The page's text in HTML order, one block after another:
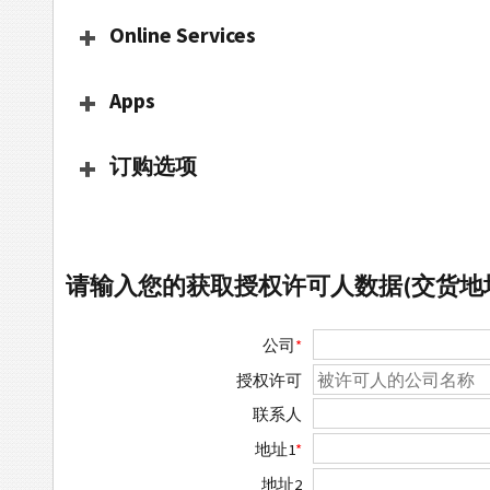
Online Services
Apps
订购选项
请输入您的获取授权许可人数据(交货地
公司*
授权许可
联系人
地址1*
地址2